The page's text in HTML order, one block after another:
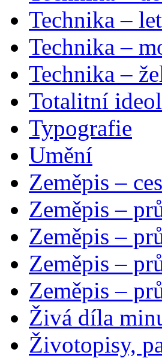
Technika –
Technika –
Technika –
Totalitní
Typografie
Umění
Zeměpis –
Zeměpis –
Zeměpis –
Zeměpis –
Zeměpis –
Živá díla
Životopisy,